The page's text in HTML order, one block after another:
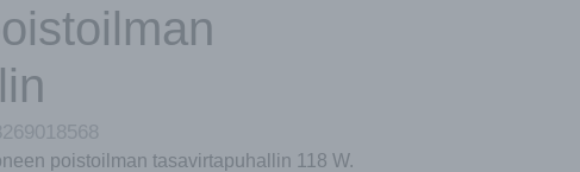
poistoilman tasavirtapuhallin 118 W.